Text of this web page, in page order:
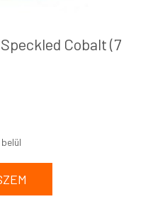
Cobalt (7